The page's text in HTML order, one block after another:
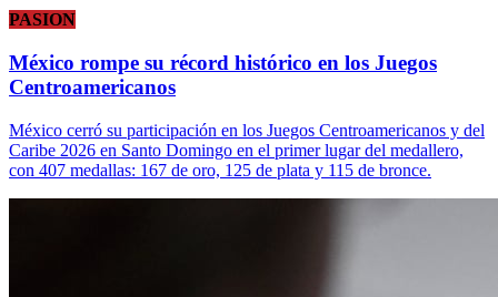
PASION
México rompe su récord histórico en los Juegos
Centroamericanos
México cerró su participación en los Juegos Centroamericanos y del
Caribe 2026 en Santo Domingo en el primer lugar del medallero,
con 407 medallas: 167 de oro, 125 de plata y 115 de bronce.